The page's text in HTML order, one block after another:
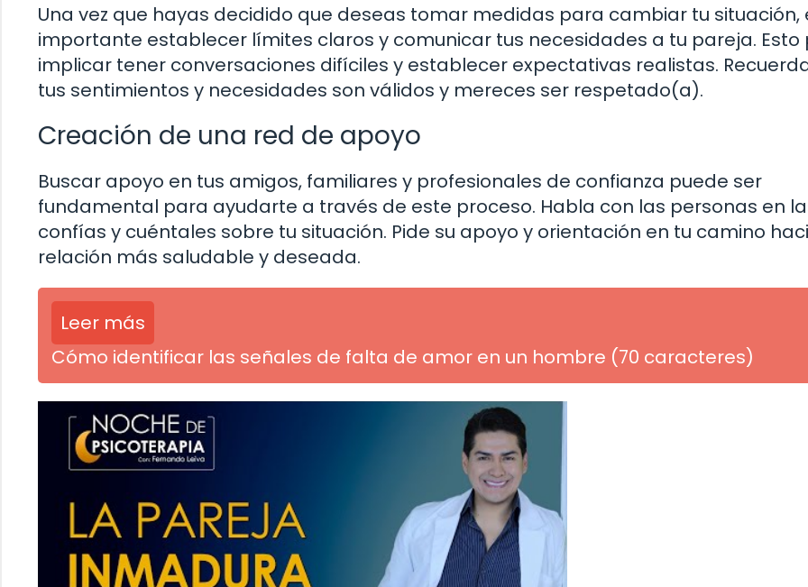
Una vez que hayas decidido que deseas tomar medidas para cambiar tu situación,
importante establecer límites claros y comunicar tus necesidades a tu pareja. Esto
implicar tener conversaciones difíciles y establecer expectativas realistas.
tus sentimientos y necesidades son válidos y mereces ser respetado(a).
Creación de una red de apoyo
Buscar apoyo en tus amigos, familiares y profesionales de confianza puede ser
fundamental para ayudarte a través de este proceso. Habla con las personas en
confías y cuéntales sobre tu situación. Pide su apoyo y orientación en tu camino
relación más saludable y deseada.
Leer más
Cómo identificar las señales de falta de amor en un hombre (70 caracteres)